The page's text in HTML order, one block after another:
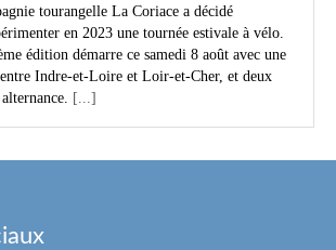
tourangelle La Coriace a décidé
en 2023 une tournée estivale à vélo.
édition démarre ce samedi 8 août avec une
Indre-et-Loire et Loir-et-Cher, et deux
[...]